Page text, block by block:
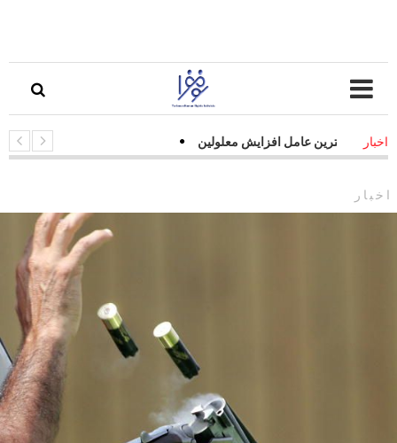
اخبار
جاده‌ای مهمترین عامل افزایش معلولین
اخبار